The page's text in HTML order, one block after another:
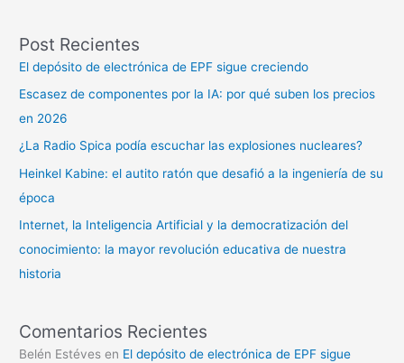
Post Recientes
El depósito de electrónica de EPF sigue creciendo
Escasez de componentes por la IA: por qué suben los precios
en 2026
¿La Radio Spica podía escuchar las explosiones nucleares?
Heinkel Kabine: el autito ratón que desafió a la ingeniería de su
época
Internet, la Inteligencia Artificial y la democratización del
conocimiento: la mayor revolución educativa de nuestra
historia
Comentarios Recientes
Belén Estéves en El depósito de electrónica de EPF sigue